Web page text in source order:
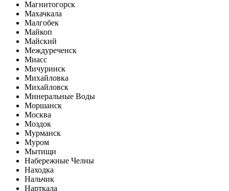
Магнитогорск
Махачкала
Малгобек
Майкоп
Майский
Междуреченск
Миасс
Мичуринск
Михайловка
Михайловск
Минеральные Воды
Моршанск
Москва
Моздок
Мурманск
Муром
Мытищи
Набережные Челны
Находка
Нальчик
Нарткала